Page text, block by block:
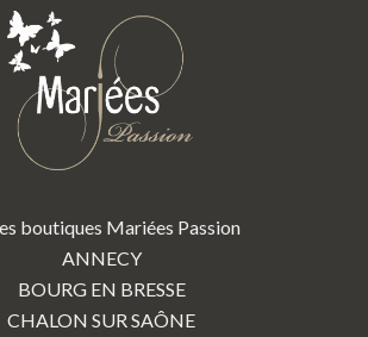
boutiques Mariées Passion
ANNECY
BOURG EN BRESSE
CHALON SUR SAÔNE